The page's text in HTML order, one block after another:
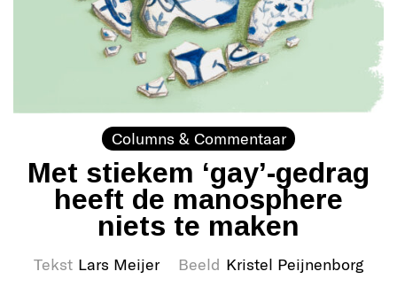
Columns & Commentaar
Met stiekem ‘gay’-gedrag
heeft de manosphere
niets te maken
Tekst Lars Meijer Beeld Kristel Peijnenborg